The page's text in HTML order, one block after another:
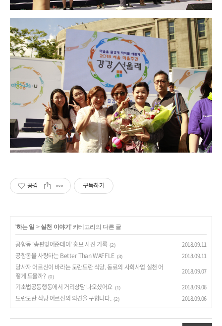
공감 구독하기
'하는 일 > 실천 이야기' 카테고리의 다른 글
공항동 '송편빚어준데이' 홍보 사진 기록 (2) 2018.09.11
공항동을 사랑하는 Better Than WAFFLE (3) 2018.09.11
당사자 어르신이 바라는 도란도란 식당. 동료의 사회사업 실천 어
떻게 도울까? (0)
2018.09.07
기초법공동행동에서 거리상담 나오셨어요 (1) 2018.09.06
도란도란 식당 어르신의 의견을 구합니다. (2) 2018.09.06